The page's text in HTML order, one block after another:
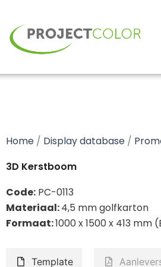
de
inhoud
Home / Display database /
3D Kerstboom
Code: PC-0113
Materiaal:4,5 mm golfkarton
Formaat:1000 x 1500 x 413 mm
Template